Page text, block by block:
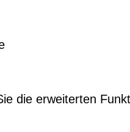
die erweiterten